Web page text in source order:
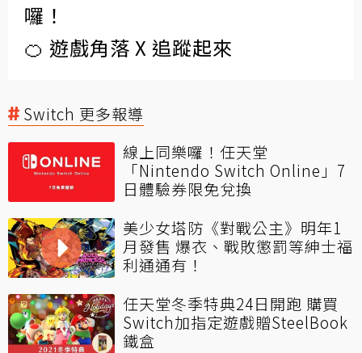
囉！
🍊 遊戲角落 X 追蹤起來
Switch 更多報導
線上同樂囉！任天堂
「Nintendo Switch Online」7
日體驗券限免兌換
美少女塔防《對戰公主》明年1
月發售 爆衣、戰敗懲罰等紳士福
利通通有！
任天堂冬季特典24日開跑 購買
Switch加指定遊戲贈SteelBook
鐵盒